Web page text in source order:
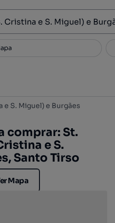
1
3
e S. Miguel) e Burgães
comprar: St.
e S.
Santo Tirso
Mapa